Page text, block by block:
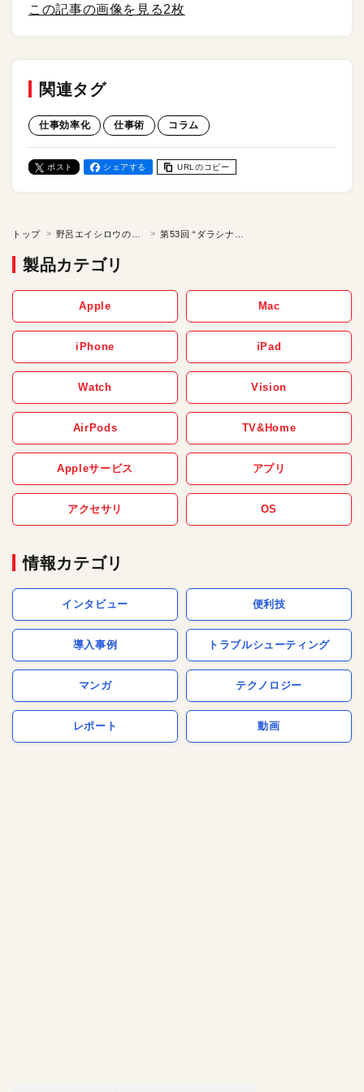
この記事の画像を見る2枚
関連タグ
仕事効率化 仕事術 コラム
ポスト シェアする URLのコピー
トップ 野呂エイシロウの「ケチの美学」 第53回 “ダラシナイ”を撲滅する／野呂エイシロウのケチの美学
製品カテゴリ
Apple Mac
iPhone iPad
Watch Vision
AirPods TV&Home
Appleサービス アプリ
アクセサリ OS
情報カテゴリ
インタビュー 便利技
導入事例 トラブルシューティング
マンガ テクノロジー
レポート 動画